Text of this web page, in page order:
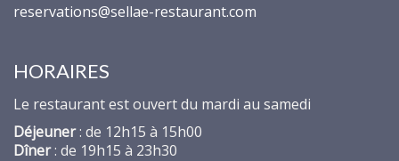
reservations@sellae-restaurant.com
HORAIRES
Le restaurant est ouvert du mardi au samedi
Déjeuner: de 12h15 à 15h00
Dîner: de 19h15 à 23h30